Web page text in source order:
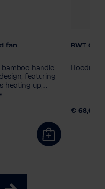
fan
handle
featuring
heating up,
Dames
BWT
Hoodie
€ 68,60